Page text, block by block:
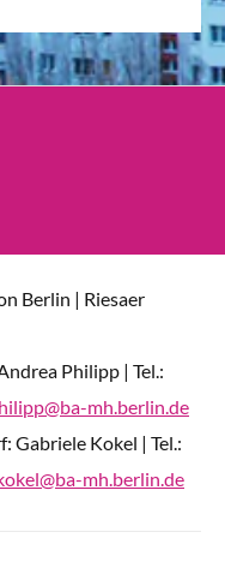
Berlin | Riesaer
Philipp | Tel.:
mh.berlin.de
Gabriele Kokel | Tel.:
mh.berlin.de